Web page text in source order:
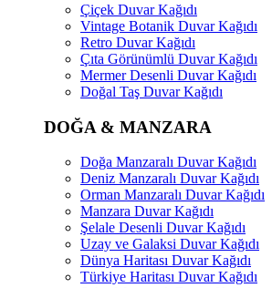
Çiçek Duvar Kağıdı
Vintage Botanik Duvar Kağıdı
Retro Duvar Kağıdı
Çıta Görünümlü Duvar Kağıdı
Mermer Desenli Duvar Kağıdı
Doğal Taş Duvar Kağıdı
DOĞA & MANZARA
Doğa Manzaralı Duvar Kağıdı
Deniz Manzaralı Duvar Kağıdı
Orman Manzaralı Duvar Kağıdı
Manzara Duvar Kağıdı
Şelale Desenli Duvar Kağıdı
Uzay ve Galaksi Duvar Kağıdı
Dünya Haritası Duvar Kağıdı
Türkiye Haritası Duvar Kağıdı